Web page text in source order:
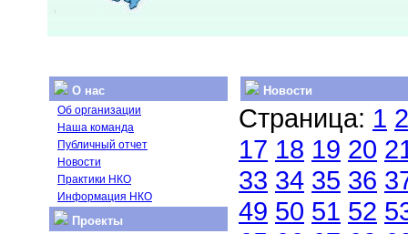
О нас
Об организации
Наша команда
Публичный отчет
Новости
Практики НКО
Информация НКО
Проекты
Новости
Страница: 1 2
17 18 19 20
33 34 35 36
49 50 51 52